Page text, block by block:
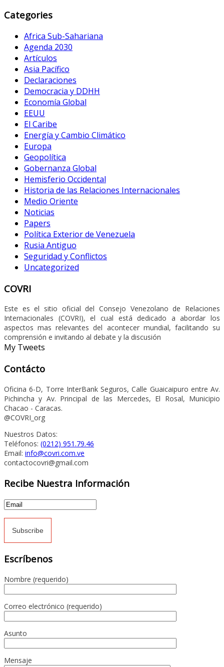
Categories
Africa Sub-Sahariana
Agenda 2030
Artículos
Asia Pacífico
Declaraciones
Democracia y DDHH
Economía Global
EEUU
El Caribe
Energía y Cambio Climático
Europa
Geopolítica
Gobernanza Global
Hemisferio Occidental
Historia de las Relaciones Internacionales
Medio Oriente
Noticias
Papers
Política Exterior de Venezuela
Rusia Antiguo
Seguridad y Conflictos
Uncategorized
COVRI
Este es el sitio oficial del Consejo Venezolano de Relaciones
Internacionales (COVRI), el cual está dedicado a abordar los
aspectos mas relevantes del acontecer mundial, facilitando su
comprensión e invitando al debate y la discusión
My Tweets
Contácto
Oficina 6-D, Torre InterBank Seguros, Calle Guaicaipuro entre Av.
Pichincha y Av. Principal de las Mercedes, El Rosal, Municipio
Chacao - Caracas.
@COVRI_org
Nuestros Datos:
Teléfonos: (0212) 951.79.46
Email: info@covri.com.ve
contactocovri@gmail.com
Recibe Nuestra Información
Escríbenos
Nombre (requerido)
Correo electrónico (requerido)
Asunto
Mensaje